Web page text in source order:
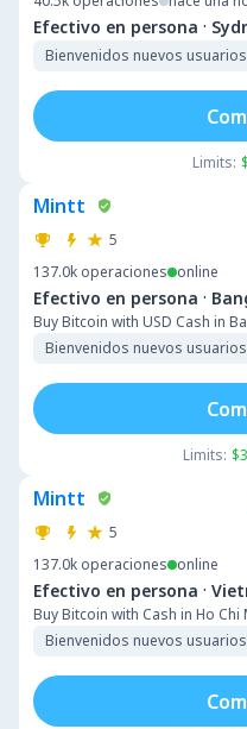
Efectivo en persona ·
Bienvenidos nuevos usuarios
Limits:
Mintt
5
137.0k operaciones online
Efectivo en persona ·
Buy Bitcoin with USD Cash in
Bienvenidos nuevos usuarios
Limits:
Mintt
5
137.0k operaciones online
Efectivo en persona ·
Buy Bitcoin with Cash in Ho Chi
Bienvenidos nuevos usuarios